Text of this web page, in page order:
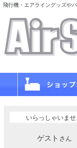
飛行機・エアライングッズや
いらっしゃいませ
ゲスト さん